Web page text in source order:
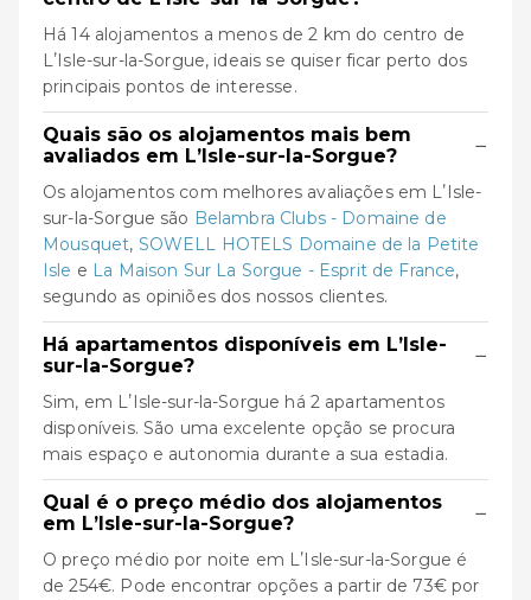
Há 14 alojamentos a menos de 2 km do centro de
LʼIsle-sur-la-Sorgue, ideais se quiser ficar perto dos
principais pontos de interesse.
Quais são os alojamentos mais bem
avaliados em LʼIsle-sur-la-Sorgue?
−
Os alojamentos com melhores avaliações em LʼIsle-
sur-la-Sorgue são Belambra Clubs - Domaine de
Mousquet, SOWELL HOTELS Domaine de la Petite
Isle e La Maison Sur La Sorgue - Esprit de France,
segundo as opiniões dos nossos clientes.
Há apartamentos disponíveis em LʼIsle-
sur-la-Sorgue?
−
Sim, em LʼIsle-sur-la-Sorgue há 2 apartamentos
disponíveis. São uma excelente opção se procura
mais espaço e autonomia durante a sua estadia.
Qual é o preço médio dos alojamentos
em LʼIsle-sur-la-Sorgue?
−
O preço médio por noite em LʼIsle-sur-la-Sorgue é
de 254€. Pode encontrar opções a partir de 73€ por